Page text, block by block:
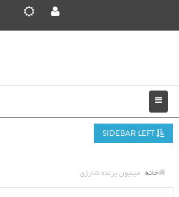
خانه مینیون پرنده شارژی